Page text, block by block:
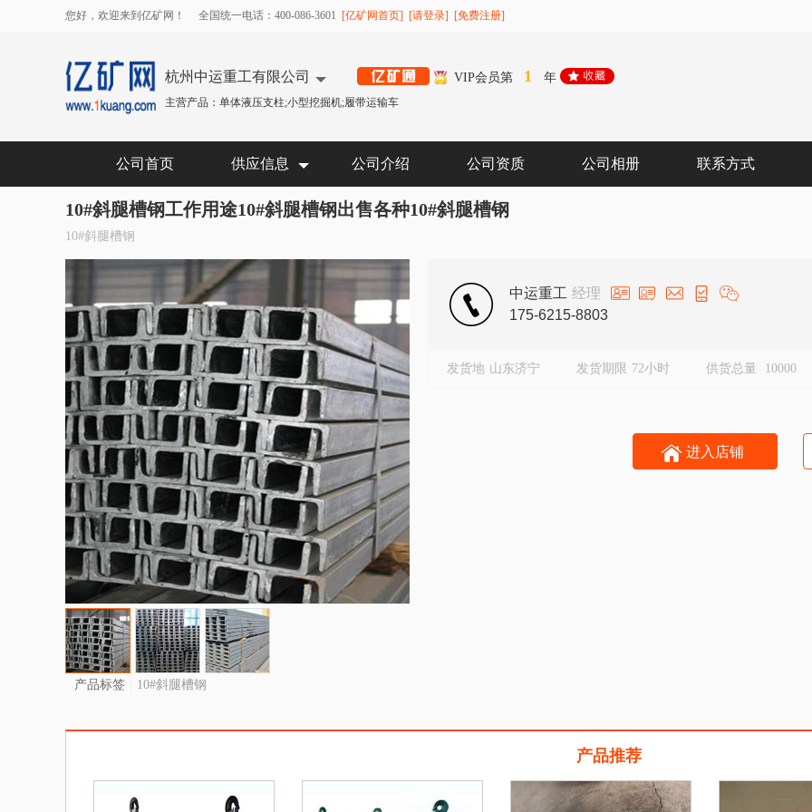
您好，欢迎来到亿矿网！ 全国统一电话：400-086-3601 [亿矿网首页] [请登录] [免费注册]
杭州中运重工有限公司 VIP会员第 1 年
主营产品：单体液压支柱;小型挖掘机;履带运输车
公司首页 供应信息 公司介绍 公司资质 公司相册 联系方式
10#斜腿槽钢工作用途10#斜腿槽钢出售各种10#斜腿槽钢
10#斜腿槽钢
产品标签 10#斜腿槽钢
中运重工 经理
175-6215-8803
发货地 山东济宁 发货期限 72小时 供货总量 10000
进入店铺
产品推荐